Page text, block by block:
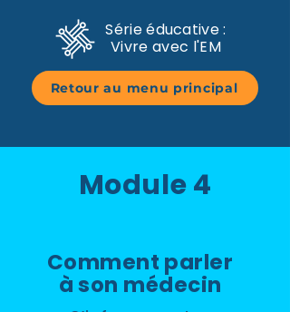
Série éducative :
Vivre avec l'EM
Retour au menu principal
Module 4
Comment parler
à son médecin